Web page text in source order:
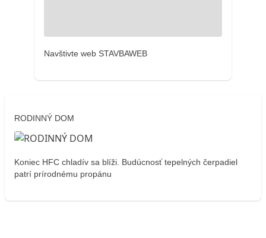
Navštivte web STAVBAWEB
RODINNÝ DOM
Koniec HFC chladív sa blíži. Budúcnosť tepelných čerpadiel
patrí prírodnému propánu